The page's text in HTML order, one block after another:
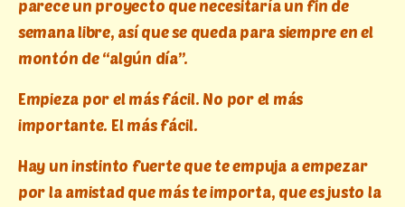
parece un proyecto que necesitaría un fin de
semana libre, así que se queda para siempre en el
montón de “algún día”.
Empieza por el más fácil. No por el más
importante. El más fácil.
Hay un instinto fuerte que te empuja a empezar
por la amistad que más te importa, que es justo la